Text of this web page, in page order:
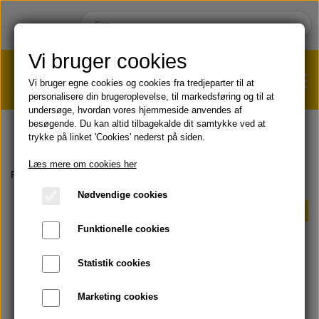
HJEM
Læbepomade
KOST & VELVÆRE
SOMMER & SOL 😎
VÆGTTAB?KLIK HER!
Forside
Vi bruger cookies
Vi bruger egne cookies og cookies fra tredjeparter til at
personalisere din brugeroplevelse, til markedsføring og til at
undersøge, hvordan vores hjemmeside anvendes af
besøgende. Du kan altid tilbagekalde dit samtykke ved at
trykke på linket 'Cookies' nederst på siden.
Læs mere om cookies her
Nødvendige cookies
Funktionelle cookies
Statistik cookies
Marketing cookies